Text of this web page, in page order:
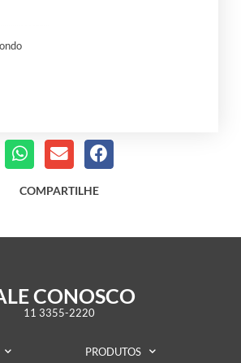
COMPARTILHE
CONOSCO
11 3355-2220
PRODUTOS